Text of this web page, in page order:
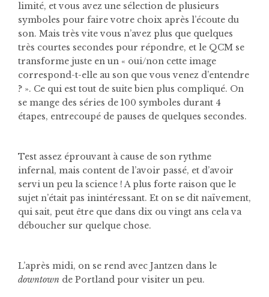
limité, et vous avez une sélection de plusieurs
symboles pour faire votre choix après l’écoute du
son. Mais très vite vous n’avez plus que quelques
très courtes secondes pour répondre, et le QCM se
transforme juste en un « oui/non cette image
correspond-t-elle au son que vous venez d’entendre
? ». Ce qui est tout de suite bien plus compliqué. On
se mange des séries de 100 symboles durant 4
étapes, entrecoupé de pauses de quelques secondes.
Test assez éprouvant à cause de son rythme
infernal, mais content de l’avoir passé, et d’avoir
servi un peu la science ! A plus forte raison que le
sujet n’était pas inintéressant. Et on se dit naïvement,
qui sait, peut être que dans dix ou vingt ans cela va
déboucher sur quelque chose.
L’après midi, on se rend avec Jantzen dans le
downtown de Portland pour visiter un peu.